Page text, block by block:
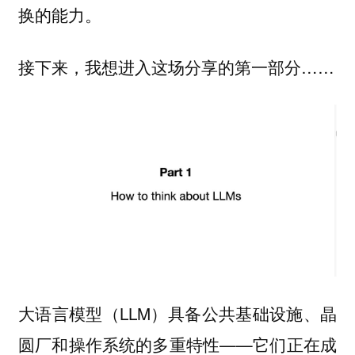
换的能力。
接下来，我想进入这场分享的第一部分……
大语言模型（LLM）具备公共基础设施、晶
圆厂和操作系统的多重特性——它们正在成